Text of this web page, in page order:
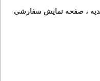
، صفحه نمایش سفارشی